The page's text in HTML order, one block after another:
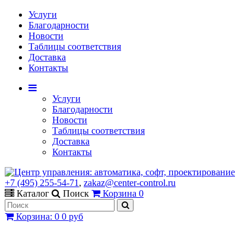
Услуги
Благодарности
Новости
Таблицы соответствия
Доставка
Контакты
Услуги
Благодарности
Новости
Таблицы соответствия
Доставка
Контакты
+7 (495) 255-54-71 , zakaz@center-control.ru
Каталог
Поиск Корзина 0
Корзина: 0 0 руб